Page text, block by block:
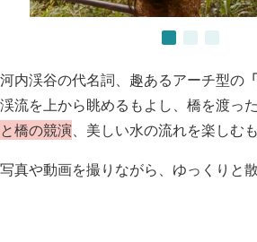
河内渓谷の代名詞、趣あるアーチ型の
渓流を上から眺めるもよし、橋を渡っ
と橋の競演、美しい水の流れを楽しむも
写真や動画を撮りながら、ゆっくりと散